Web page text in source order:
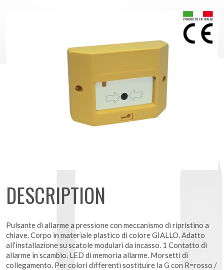
DESCRIPTION
Pulsante di allarme a pressione con meccanismo di ripristino a
chiave. Corpo in materiale plastico di colore GIALLO. Adatto
all’installazione su scatole modulari da incasso. 1 Contatto di
allarme in scambio. LED di memoria allarme. Morsetti di
collegamento. Per colori differenti sostituire la G con R=rosso /